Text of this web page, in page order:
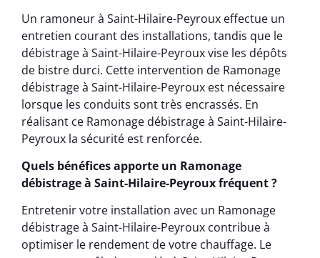
Un ramoneur à Saint-Hilaire-Peyroux effectue un
entretien courant des installations, tandis que le
débistrage à Saint-Hilaire-Peyroux vise les dépôts
de bistre durci. Cette intervention de Ramonage
débistrage à Saint-Hilaire-Peyroux est nécessaire
lorsque les conduits sont très encrassés. En
réalisant ce Ramonage débistrage à Saint-Hilaire-
Peyroux la sécurité est renforcée.
Quels bénéfices apporte un Ramonage
débistrage à Saint-Hilaire-Peyroux fréquent ?
Entretenir votre installation avec un Ramonage
débistrage à Saint-Hilaire-Peyroux contribue à
optimiser le rendement de votre chauffage. Le